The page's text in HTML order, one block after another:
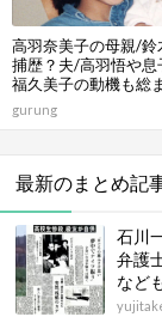
高羽奈美子の母親/鈴
捕歴？夫/高羽悟や息
福久美子の動機も総
gurung
最新のまとめ記
石川
弁護
など